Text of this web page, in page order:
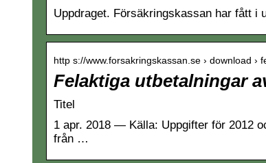
Uppdraget. Försäkringskassan har fått i
http s://www.forsakringskassan.se › download ›
Felaktiga utbetalningar
Titel
1 apr. 2018 — Källa: Uppgifter för 2012
från …